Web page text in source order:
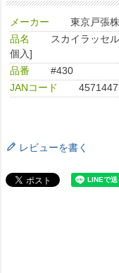
メーカー
東京戸張
品名
スカイラッセ
個入]
品番
#430
JANコード
レビューを書く